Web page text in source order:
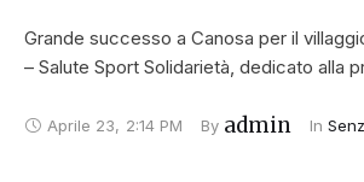
Grande successo a Canosa per il
– Salute Sport Solidarietà, dedicato alla
Aprile 23, 2:14 PM By admin In